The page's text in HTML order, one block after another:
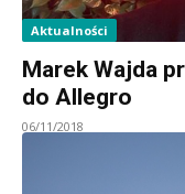
Aktualności
Marek Wajda
do Allegro
06/11/2018